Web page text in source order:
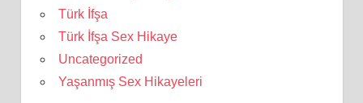
Türk İfşa
Türk İfşa Sex Hikaye
Uncategorized
Yaşanmış Sex Hikayeleri